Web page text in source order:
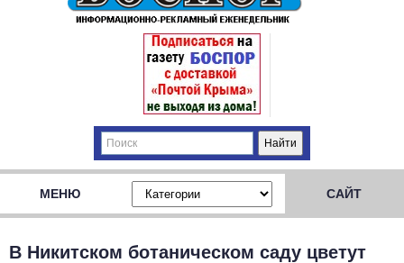
МЕНЮ САЙТ
В Никитском ботаническом саду цветут